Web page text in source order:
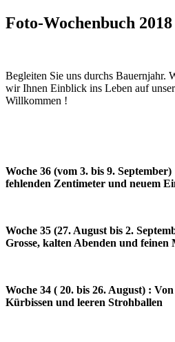
Foto-Wochenbuch 2018
Begleiten Sie uns durchs Bauernjahr.
wir Ihnen Einblick ins Leben auf
Willkommen !
Woche 36 (vom 3. bis 9.
fehlenden Zentimeter und neuem
Woche 35 (27. August bis 2.
Grosse, kalten Abenden und feinen
Woche 34 ( 20. bis 26. August) :
Kürbissen und leeren Strohballen